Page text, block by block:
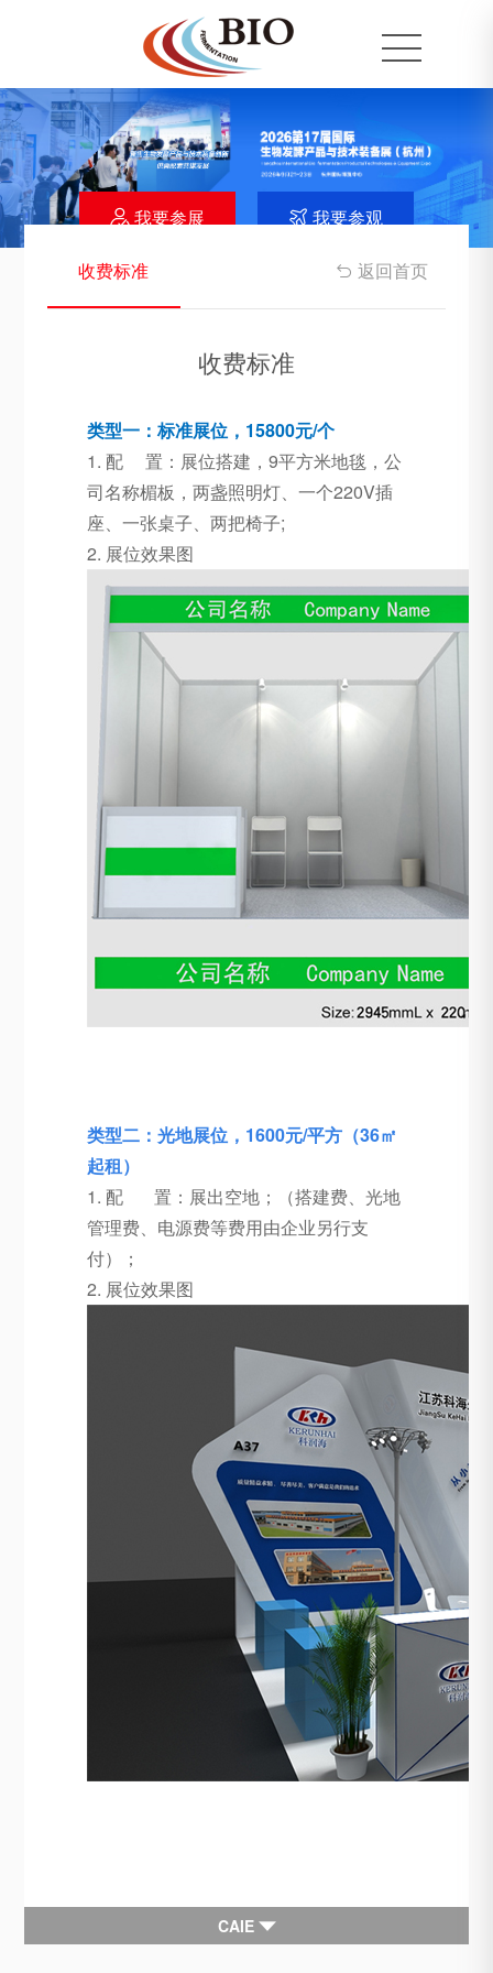
 我要参展  我要参观
收费标准  返回首页
收费标准
类型一：标准展位，15800元/个
1. 配 置：展位搭建，9平方米地毯，公
司名称楣板，两盏照明灯、一个220V插
座、一张桌子、两把椅子;
2. 展位效果图
类型二：光地展位，1600元/平方（36㎡
起租）
1. 配 置：展出空地；（搭建费、光地
管理费、电源费等费用由企业另行支
付）；
2. 展位效果图
CAIE 